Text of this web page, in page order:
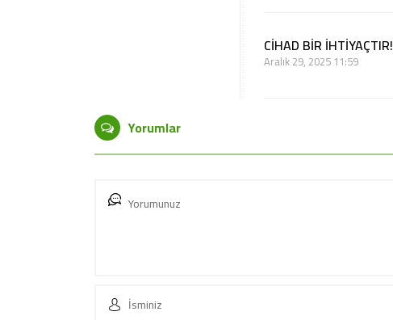
CİHAD BİR İHTİYAÇTIR!
Aralık 29, 2025 11:59
Yorumlar